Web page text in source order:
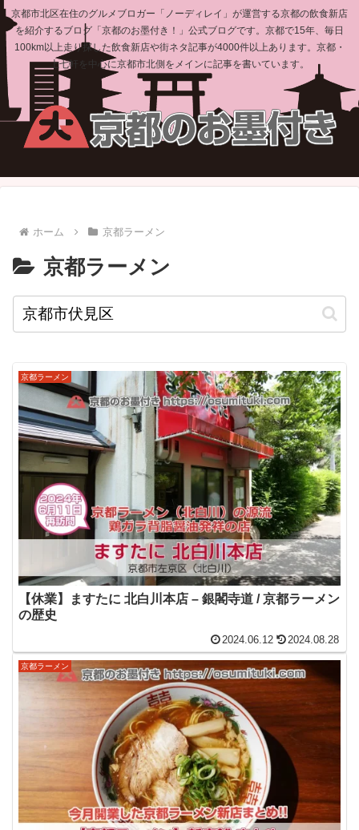
京都市北区在住のグルメブロガー「ノーディレイ」が運営する京都の飲食新店
を紹介するブログ「京都のお墨付き！」公式ブログです。京都で15年、毎日
100km以上走り探した飲食新店や街ネタ記事が4000件以上あります。京都・
上七軒を中心に京都市北側をメインに記事を書いています。
ホーム 京都ラーメン
京都ラーメン
京都ラーメン
【休業】ますたに 北白川本店 – 銀閣寺道 / 京都ラーメン
の歴史
2024.06.12 2024.08.28
京都ラーメン